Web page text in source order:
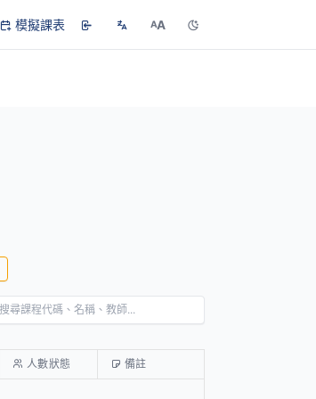
模擬課表 AA
人數狀態 備註